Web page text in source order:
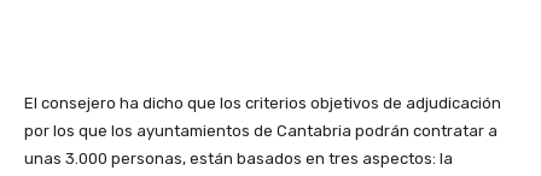
El consejero ha dicho que los criterios objetivos de adjudicación
por los que los ayuntamientos de Cantabria podrán contratar a
unas 3.000 personas, están basados en tres aspectos: la